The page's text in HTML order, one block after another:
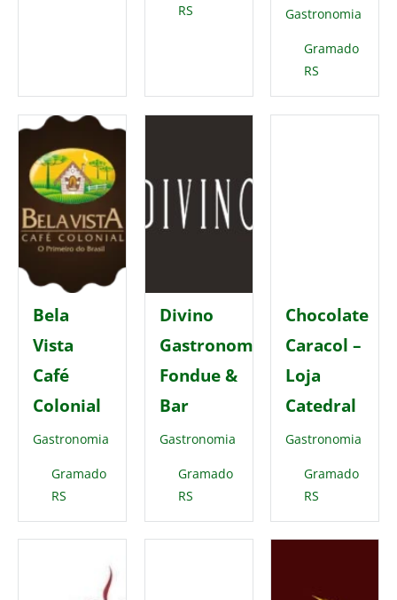
RS
Gastronomia
Gramado
RS
Bela
Vista
Café
Colonial
Gastronomia
Gramado
RS
Divino
Gastronomia,
Fondue &
Bar
Gastronomia
Gramado
RS
Chocolate
Caracol –
Loja
Catedral
Gastronomia
Gramado
RS